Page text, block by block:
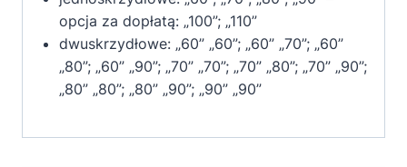
opcja za dopłatą: „100”; „110”
dwuskrzydłowe: „60” „60”; „60” „70”; „60”
„80”; „60” „90”; „70” „70”; „70” „80”; „70” „90”;
„80” „80”; „80” „90”; „90” „90”